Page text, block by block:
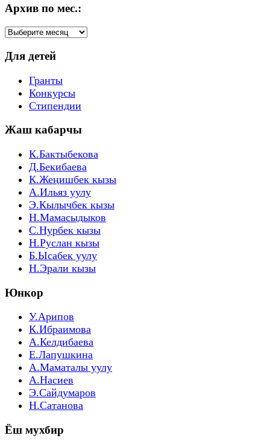
Архив по мес.:
Архив
мес.:
Для детей
Гранты
Конкурсы
Стипендии
Жаш кабарчы
К.Бактыбекова
Д.Бекибаева
К.Жеңишбек кызы
А.Ильяз уулу
Э.Кылычбек кызы
Н.Мамасыдыков
С.Нурбек кызы
Н.Руслан кызы
Б.Ысабек уулу
Н.Эрали кызы
Юнкор
У.Арипов
К.Ибраимова
А.Келдибаева
Е.Лапушкина
А.Маматалы уулу
А.Насиев
Э.Сайдумаров
Н.Сатанова
Ёш мухбир